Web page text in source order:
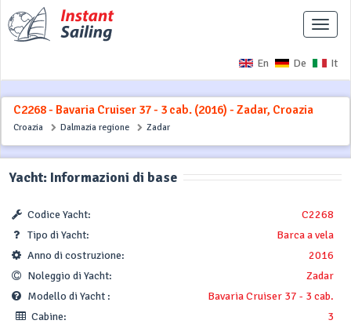
En De It
C2268 - Bavaria Cruiser 37 - 3 cab. (2016) - Zadar, Croazia
Croazia Dalmazia regione Zadar
Yacht: Informazioni di base
Codice Yacht:
C2268
Tipo di Yacht:
Barca a vela
Anno di costruzione:
2016
Noleggio di Yacht:
Zadar
Modello di Yacht :
Bavaria Cruiser 37 - 3 cab.
Cabine:
3